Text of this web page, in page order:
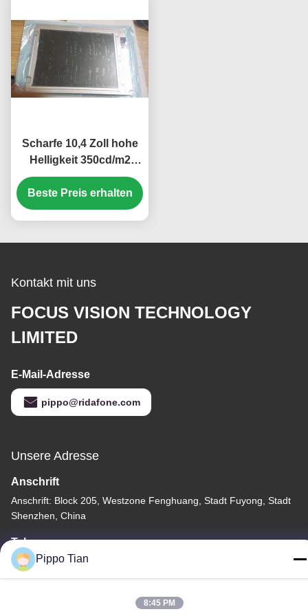
Scharfe 10,4 Zoll hohe
Helligkeit 350cd/m2
Industrie-LCD-Display
mit 640*480 Pixel
Auflösung
Beste Preis erhalten
Kontakt mit uns
FOCUS VISION TECHNOLOGY
LIMITED
E-Mail-Adresse
pippo@ridafone.com
Unsere Adresse
Anschrift
Anschrift: Block 205, Westzone Fenghuang, Stadt Fuyong, Stadt
Shenzhen, China
Tel.
86--13590447319
Pippo Tian
8:45 PM